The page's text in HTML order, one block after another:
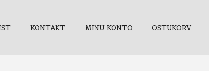
KONTAKT MINU KONTO OSTUKORV